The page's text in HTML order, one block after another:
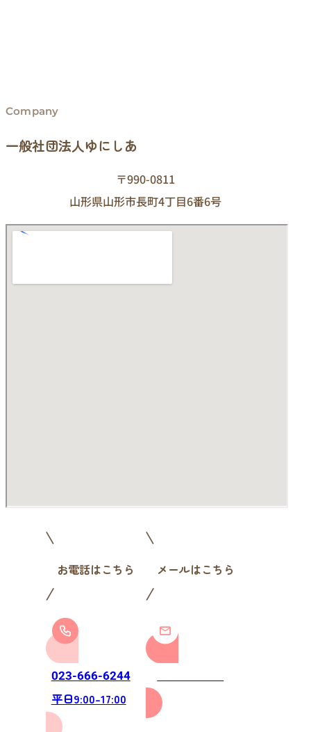
Company
一般社団法人ゆにしあ
〒990-0811
山形県山形市長町4丁目6番6号
お電話はこちら
023-666-6244
平日9:00-17:00
メールはこちら